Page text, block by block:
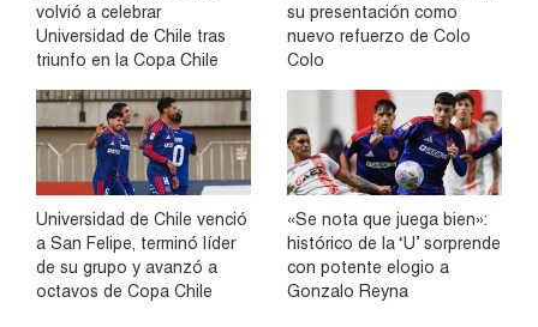
volvió a celebrar
Universidad de Chile tras
triunfo en la Copa Chile
su presentación como
nuevo refuerzo de Colo
Colo
Universidad de Chile venció
a San Felipe, terminó líder
de su grupo y avanzó a
octavos de Copa Chile
«Se nota que juega bien»:
histórico de la ‘U’ sorprende
con potente elogio a
Gonzalo Reyna